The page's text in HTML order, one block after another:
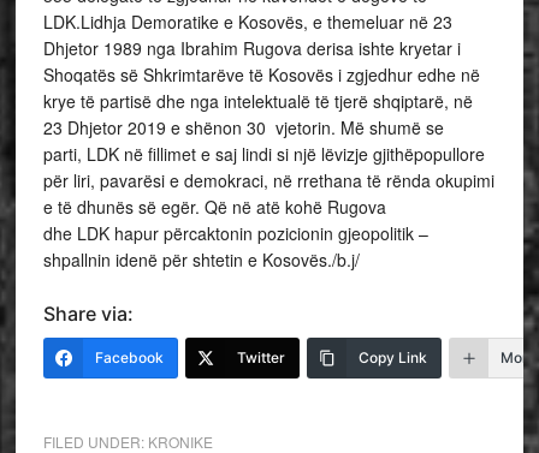
LDK.Lidhja Demoratike e Kosovës, e themeluar në 23
Dhjetor 1989 nga Ibrahim Rugova derisa ishte kryetar i
Shoqatës së Shkrimtarëve të Kosovës i zgjedhur edhe në
krye të partisë dhe nga intelektualë të tjerë shqiptarë, në
23 Dhjetor 2019 e shënon 30 vjetorin. Më shumë se
parti, LDK në fillimet e saj lindi si një lëvizje gjithëpopullore
për liri, pavarësi e demokraci, në rrethana të rënda okupimi
e të dhunës së egër. Që në atë kohë Rugova
dhe LDK hapur përcaktonin pozicionin gjeopolitik –
shpallnin idenë për shtetin e Kosovës./b.j/
Share via:
Facebook Twitter Copy Link More
FILED UNDER: KRONIKE